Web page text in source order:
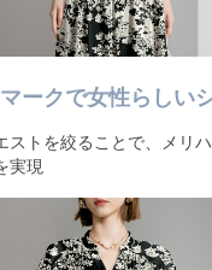
ークで女性らしい
ストを絞ることで、メリ
実現